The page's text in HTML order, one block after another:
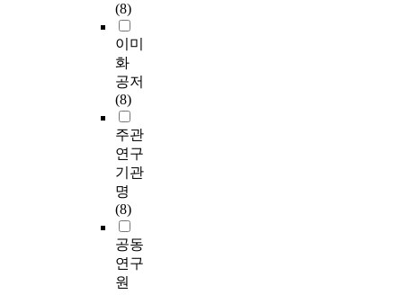
(8)
이미
화
공저
(8)
주관
연구
기관
명
(8)
공동
연구
원